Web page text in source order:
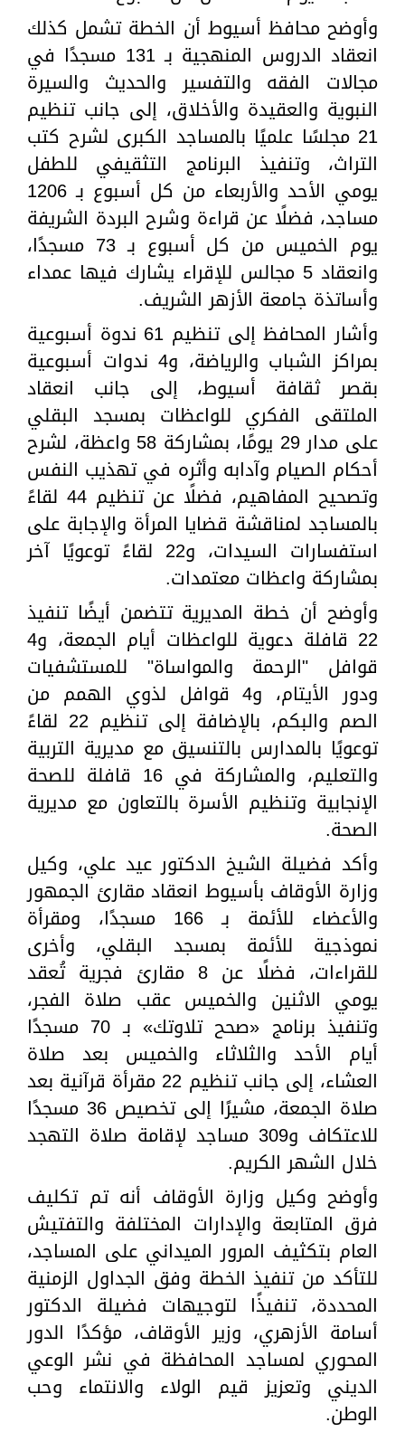
وأوضح محافظ أسيوط أن الخطة تشمل كذلك
انعقاد الدروس المنهجية بـ 131 مسجدًا في
مجالات الفقه والتفسير والحديث والسيرة
النبوية والعقيدة والأخلاق، إلى جانب تنظيم
21 مجلسًا علميًا بالمساجد الكبرى لشرح كتب
التراث، وتنفيذ البرنامج التثقيفي للطفل
يومي الأحد والأربعاء من كل أسبوع بـ 1206
مساجد، فضلًا عن قراءة وشرح البردة الشريفة
يوم الخميس من كل أسبوع بـ 73 مسجدًا،
وانعقاد 5 مجالس للإقراء يشارك فيها عمداء
وأساتذة جامعة الأزهر الشريف.
وأشار المحافظ إلى تنظيم 61 ندوة أسبوعية
بمراكز الشباب والرياضة، و4 ندوات أسبوعية
بقصر ثقافة أسيوط، إلى جانب انعقاد
الملتقى الفكري للواعظات بمسجد البقلي
على مدار 29 يومًا، بمشاركة 58 واعظة، لشرح
أحكام الصيام وآدابه وأثره في تهذيب النفس
وتصحيح المفاهيم، فضلًا عن تنظيم 44 لقاءً
بالمساجد لمناقشة قضايا المرأة والإجابة على
استفسارات السيدات، و22 لقاءً توعويًا آخر
بمشاركة واعظات معتمدات.
وأوضح أن خطة المديرية تتضمن أيضًا تنفيذ
22 قافلة دعوية للواعظات أيام الجمعة، و4
قوافل "الرحمة والمواساة" للمستشفيات
ودور الأيتام، و4 قوافل لذوي الهمم من
الصم والبكم، بالإضافة إلى تنظيم 22 لقاءً
توعويًا بالمدارس بالتنسيق مع مديرية التربية
والتعليم، والمشاركة في 16 قافلة للصحة
الإنجابية وتنظيم الأسرة بالتعاون مع مديرية
الصحة.
وأكد فضيلة الشيخ الدكتور عيد علي، وكيل
وزارة الأوقاف بأسيوط انعقاد مقارئ الجمهور
والأعضاء للأئمة بـ 166 مسجدًا، ومقرأة
نموذجية للأئمة بمسجد البقلي، وأخرى
للقراءات، فضلًا عن 8 مقارئ فجرية تُعقد
يومي الاثنين والخميس عقب صلاة الفجر،
وتنفيذ برنامج «صحح تلاوتك» بـ 70 مسجدًا
أيام الأحد والثلاثاء والخميس بعد صلاة
العشاء، إلى جانب تنظيم 22 مقرأة قرآنية بعد
صلاة الجمعة، مشيرًا إلى تخصيص 36 مسجدًا
للاعتكاف و309 مساجد لإقامة صلاة التهجد
خلال الشهر الكريم.
وأوضح وكيل وزارة الأوقاف أنه تم تكليف
فرق المتابعة والإدارات المختلفة والتفتيش
العام بتكثيف المرور الميداني على المساجد،
للتأكد من تنفيذ الخطة وفق الجداول الزمنية
المحددة، تنفيذًا لتوجيهات فضيلة الدكتور
أسامة الأزهري، وزير الأوقاف، مؤكدًا الدور
المحوري لمساجد المحافظة في نشر الوعي
الديني وتعزيز قيم الولاء والانتماء وحب
الوطن.